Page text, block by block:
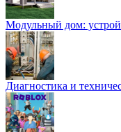
Модульный дом:
Диагностика и